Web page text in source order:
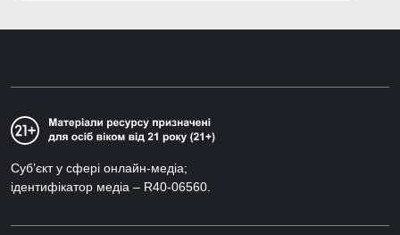
Суб’єкт у сфері онлайн-медіа;
ідентифікатор медіа – R40-06560.